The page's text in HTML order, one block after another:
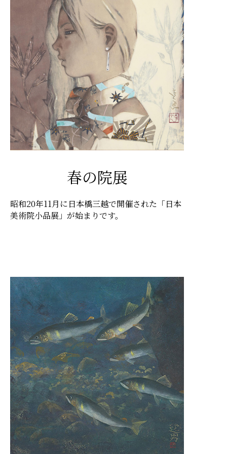
春の院展
昭和20年11月に日本橋三越で開催された「日本
美術院小品展」が始まりです。